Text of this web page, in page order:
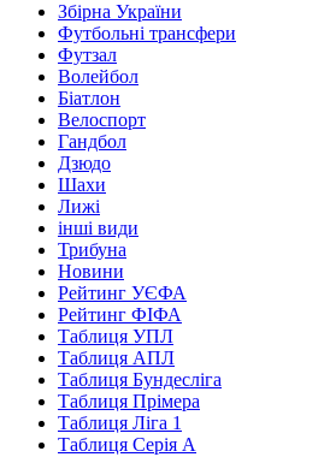
Збірна України
Футбольні трансфери
Футзал
Волейбол
Біатлон
Велоспорт
Гандбол
Дзюдо
Шахи
Лижі
інші види
Трибуна
Новини
Рейтинг УЄФА
Рейтинг ФІФА
Таблиця УПЛ
Таблиця АПЛ
Таблиця Бундесліга
Таблиця Прімера
Таблиця Ліга 1
Таблиця Серія А